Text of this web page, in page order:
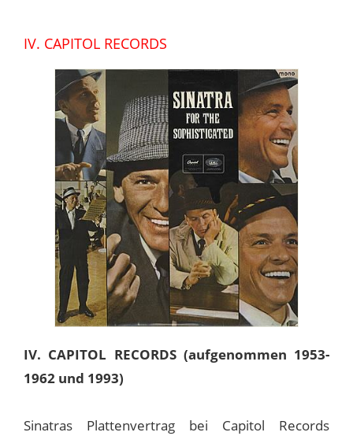
IV. CAPITOL RECORDS
IV. CAPITOL RECORDS (aufgenommen 1953-
1962 und 1993)
Sinatras Plattenvertrag bei Capitol Records